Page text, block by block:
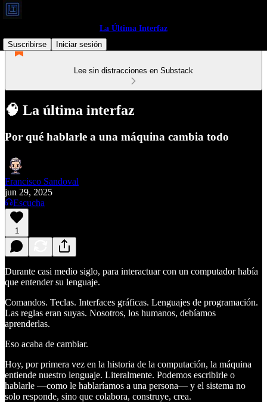
La Última Interfaz
Suscribirse
Iniciar sesión
Lee sin distracciones en Substack
🧠 La última interfaz
Por qué hablarle a una máquina cambia todo
Francisco Sandoval
jun 29, 2025
Escucha
1
Durante casi medio siglo, para interactuar con un computador había
que entender su lenguaje.
Comandos. Teclas. Interfaces gráficas. Lenguajes de programación.
Las reglas eran suyas. Nosotros, los humanos, debíamos
aprenderlas.
Eso acaba de cambiar.
Hoy, por primera vez en la historia de la computación, la máquina
entiende nuestro lenguaje. Literalmente. Podemos escribirle o
hablarle —como le hablaríamos a una persona— y el sistema no
solo responde, sino que colabora, construye, crea.